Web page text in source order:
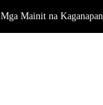
Mga Mainit na Kaganapan